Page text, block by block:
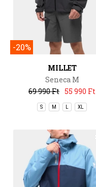
-20%
MILLET
Seneca M
69 990 Ft 55 990 Ft
S M XL